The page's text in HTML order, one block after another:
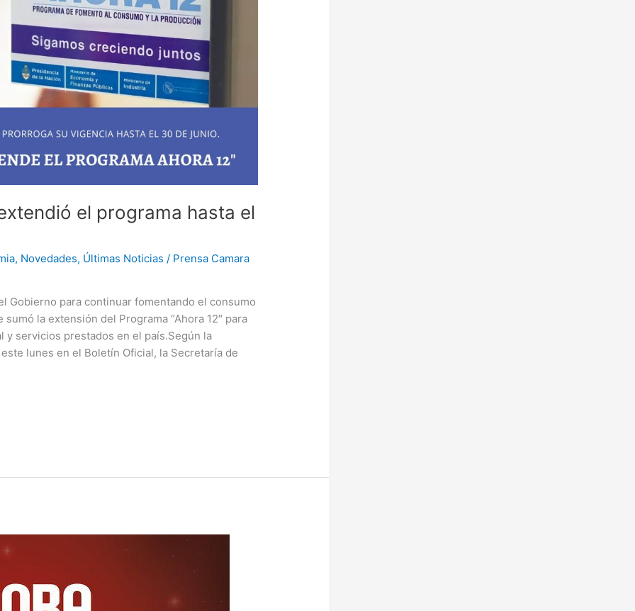
el programa hasta el
, Novedades, Últimas Noticias / Prensa Camara
Gobierno para continuar fomentando el consumo
la extensión del Programa “Ahora 12″ para
servicios prestados en el país.⁣Según la
lunes en el Boletín Oficial, la Secretaría de